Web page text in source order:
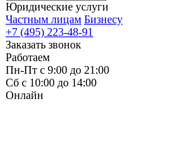
Юридические услуги
Частным лицам Бизнесу
+7 (495) 223-48-91
Заказать звонок
Работаем
Пн-Пт с 9:00 до 21:00
Сб с 10:00 до 14:00
Онлайн